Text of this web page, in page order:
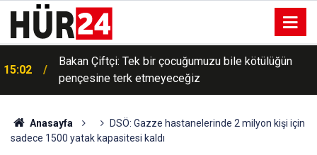
15:02
Bakan Çiftçi: Tek bir çocuğumuzu bile kötülüğün
pençesine terk etmeyeceğiz
Anasayfa
DSÖ: Gazze hastanelerinde 2 milyon kişi için
sadece 1500 yatak kapasitesi kaldı